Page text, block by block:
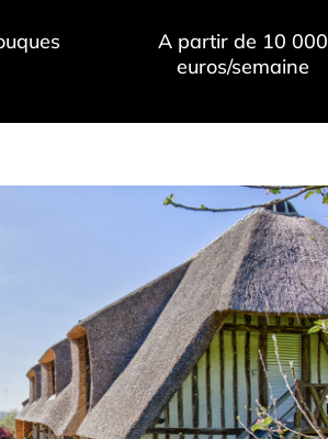
A partir de 10 000
euros/semaine